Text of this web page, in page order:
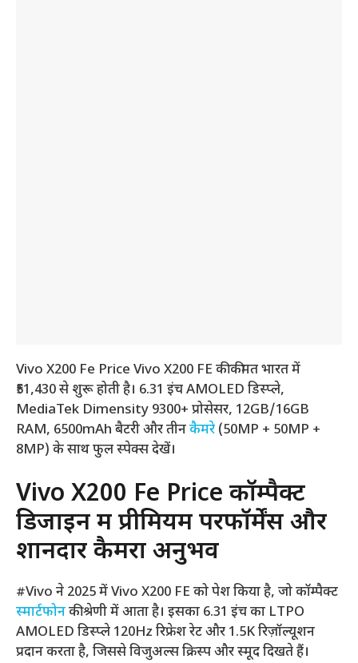
Vivo X200 Fe Price Vivo X200 FE की कीमत भारत में
₹51,430 से शुरू होती है। 6.31 इंच AMOLED डिस्प्ले,
MediaTek Dimensity 9300+ प्रोसेसर, 12GB/16GB
RAM, 6500mAh बैटरी और तीनकैमरे (50MP + 50MP +
8MP) के साथ फुल स्पेक्स देखें।
Vivo X200 Fe Price कॉम्पैक्ट
डिजाइन में प्रीमियम परफॉर्मेंस और
शानदार कैमरा अनुभव
#Vivo ने 2025 में Vivo X200 FE को पेश किया है, जो कॉम्पैक्ट
स्मार्टफोनकी श्रेणी में आता है। इसका 6.31 इंच का LTPO
AMOLED डिस्प्ले 120Hz रिफ्रेश रेट और 1.5K रिज़ॉल्यूशन
प्रदान करता है, जिससे विजुअल्स क्रिस्प और स्मूद दिखते हैं।